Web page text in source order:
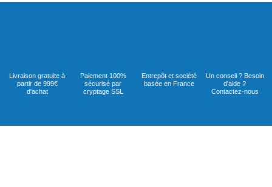
Livraison gratuite à
partir de 999€
d'achat
Paiement 100%
sécurisé par
cryptage SSL
Entrepôt et société
basée en France
Un conseil ? Besoin
d'aide ?
Contactez-nous